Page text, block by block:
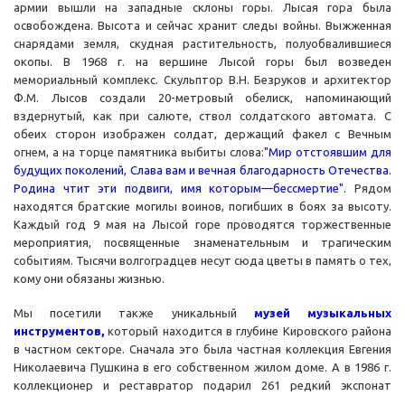
армии вышли на западные склоны горы. Лысая гора была
освобождена. Высота и сейчас хранит следы войны. Выжженная
снарядами земля, скудная растительность, полуобвалившиеся
окопы. В 1968 г. на вершине Лысой горы был возведен
мемориальный комплекс. Скульптор В.Н. Безруков и архитектор
Ф.М. Лысов создали 20-метровый обелиск, напоминающий
вздернутый, как при салюте, ствол солдатского автомата. С
обеих сторон изображен солдат, держащий факел с Вечным
огнем, а на торце памятника выбиты слова:"Мир отстоявшим для
будущих поколений, Слава вам и вечная благодарность Отечества.
Родина чтит эти подвиги, имя которым—бессмертие". Рядом
находятся братские могилы воинов, погибших в боях за высоту.
Каждый год 9 мая на Лысой горе проводятся торжественные
мероприятия, посвященные знаменательным и трагическим
событиям. Тысячи волгоградцев несут сюда цветы в память о тех,
кому они обязаны жизнью.
Мы посетили также уникальный музей музыкальных
инструментов, который находится в глубине Кировского района
в частном секторе. Сначала это была частная коллекция Евгения
Николаевича Пушкина в его собственном жилом доме. А в 1986 г.
коллекционер и реставратор подарил 261 редкий экспонат